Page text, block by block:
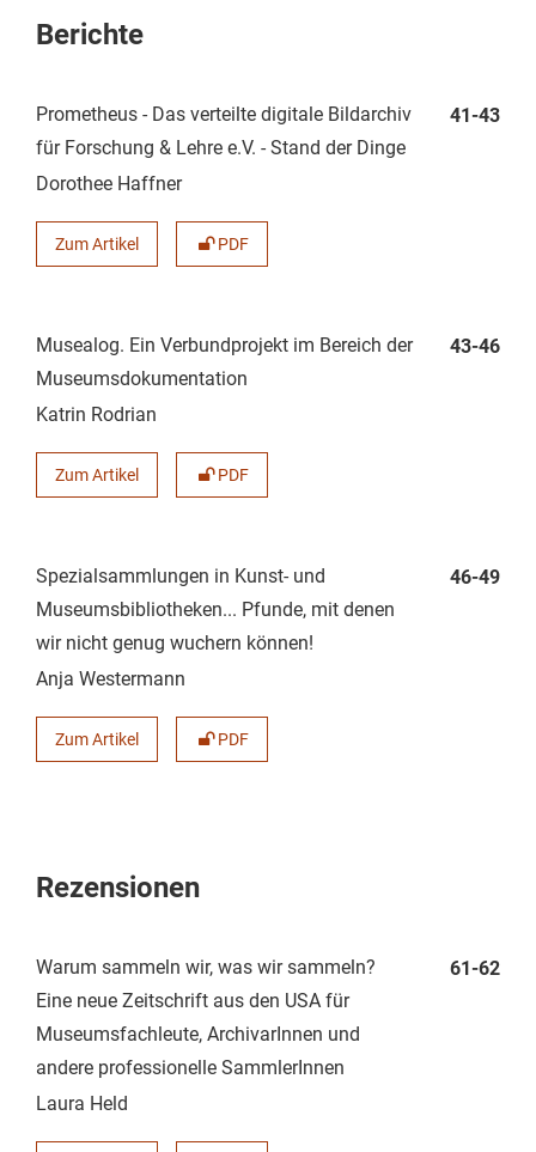
Berichte
Prometheus - Das verteilte digitale Bildarchiv
für Forschung & Lehre e.V. - Stand der Dinge
Dorothee Haffner
Zum Artikel PDF
41-43
Musealog. Ein Verbundprojekt im Bereich der
Museumsdokumentation
Katrin Rodrian
Zum Artikel PDF
43-46
Spezialsammlungen in Kunst- und
Museumsbibliotheken... Pfunde, mit denen
wir nicht genug wuchern können!
Anja Westermann
Zum Artikel PDF
46-49
Rezensionen
Warum sammeln wir, was wir sammeln?
Eine neue Zeitschrift aus den USA für
Museumsfachleute, ArchivarInnen und
andere professionelle SammlerInnen
Laura Held
61-62